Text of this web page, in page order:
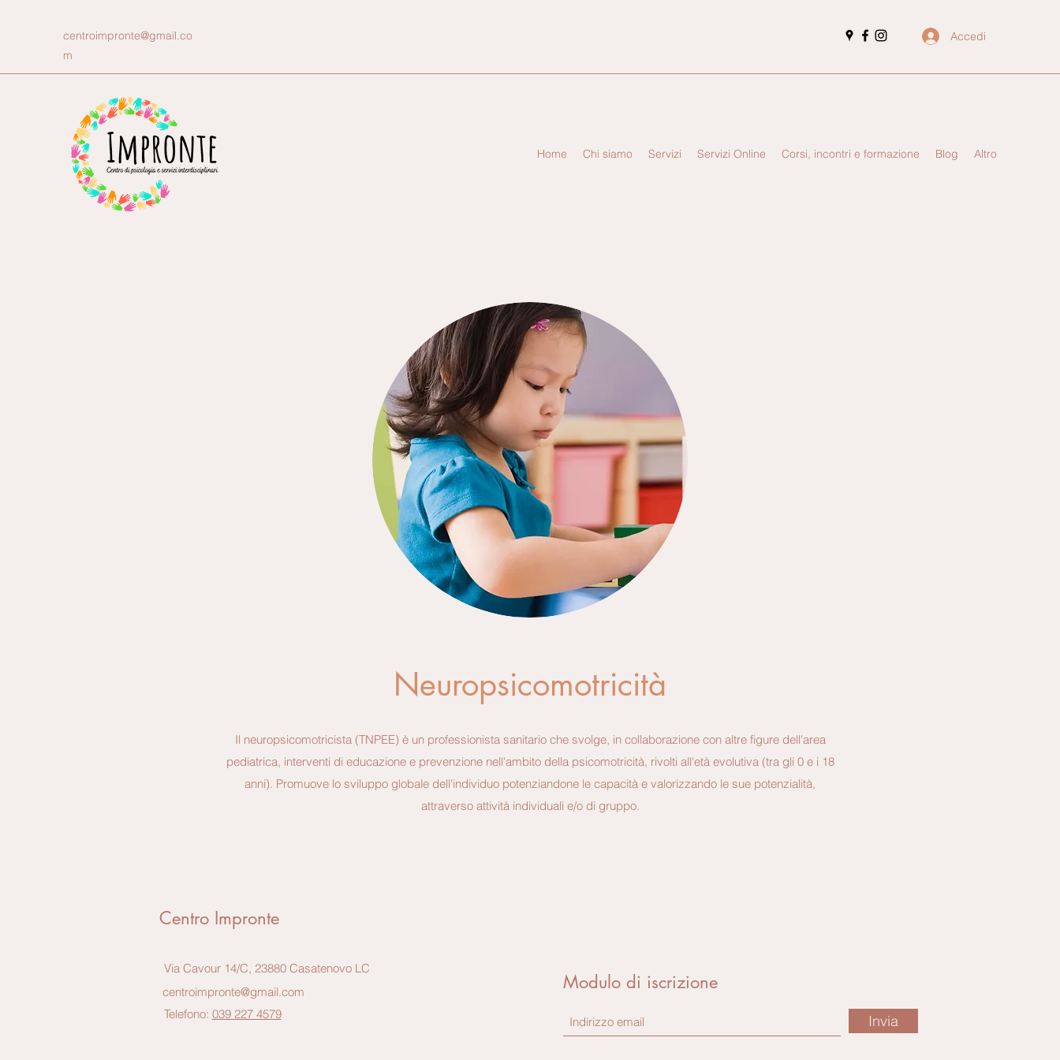
centroimpronte@gmail.co
m
Accedi
Home Chi siamo Servizi Servizi Online Corsi, incontri e formazione Blog Altro
Neuropsicomotricità
Il neuropsicomotricista (TNPEE) è un professionista sanitario che svolge, in collaborazione con altre figure dell'area
pediatrica, interventi di educazione e prevenzione nell'ambito della psicomotricità, rivolti all'età evolutiva (tra gli 0 e i 18
anni). Promuove lo sviluppo globale dell'individuo potenziandone le capacità e valorizzando le sue potenzialità,
attraverso attività individuali e/o di gruppo.
Centro Impronte
Via Cavour 14/C, 23880 Casatenovo LC
centroimpronte@gmail.com
Telefono: 039 227 4579
Modulo di iscrizione
Invia